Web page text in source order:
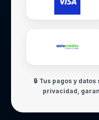
🔒 Tus pagos y
privacidad,